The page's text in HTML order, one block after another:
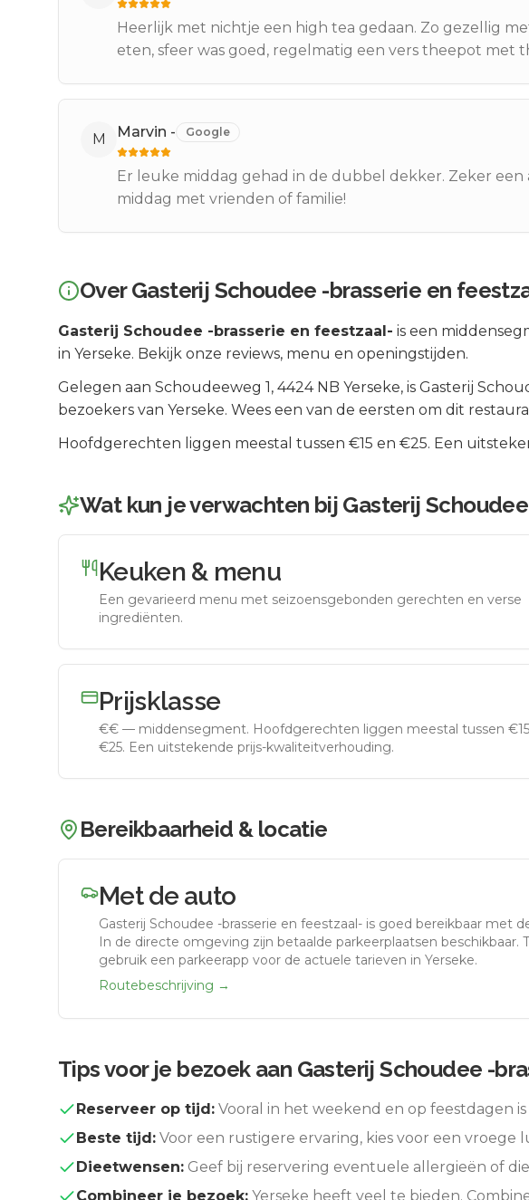
Heerlijk met nichtje een high tea gedaan. Zo gezellig
eten, sfeer was goed, regelmatig een vers theepot met
M Marvin - Google
Er leuke middag gehad in de dubbel dekker. Zeker een
middag met vrienden of familie!
OverGasterij Schoudee -brasserie en
Gasterij Schoudee -brasserie en feestzaal- is een
in Yerseke. Bekijk onze reviews, menu en openingstijden.
Gelegen aan Schoudeeweg 1, 4424 NB Yerseke, is Gasterij
bezoekers van Yerseke. Wees een van de eersten om dit
Hoofdgerechten liggen meestal tussen €15 en €25. Een
Wat kun je verwachten bij Gasterij
Keuken & menu
Een gevarieerd menu met seizoensgebonden gerechten en verse
ingrediënten.
Prijsklasse
€€ — middensegment. Hoofdgerechten liggen meestal tussen
€25. Een uitstekende prijs-kwaliteitverhouding.
Bereikbaarheid & locatie
Met de auto
Gasterij Schoudee -brasserie en feestzaal- is goed bereikbaar met
In de directe omgeving zijn betaalde parkeerplaatsen beschikbaar.
gebruik een parkeerapp voor de actuele tarieven in Yerseke.
Routebeschrijving →
Tips voor je bezoek aan Gasterij Schoudee -
Reserveer op tijd: Vooral in het weekend en op feestdagen
Beste tijd: Voor een rustigere ervaring, kies voor een vroege
Dieetwensen: Geef bij reservering eventuele allergieën of
Combineer je bezoek: Yerseke heeft veel te bieden.